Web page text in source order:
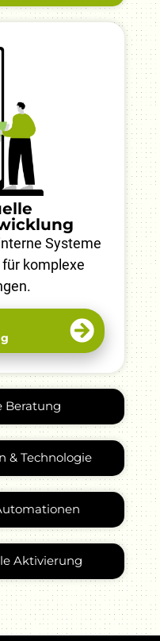
Beratung
& Technologie
Aktivierung
Systeme
komplexe